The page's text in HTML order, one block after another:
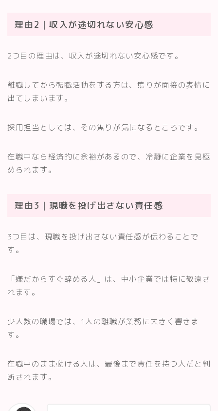
理由2｜収入が途切れない安心感
2つ目の理由は、収入が途切れない安心感です。
離職してから転職活動をする方は、焦りが面接の表情に
出てしまいます。
採用担当としては、その焦りが気になるところです。
在職中なら経済的に余裕があるので、冷静に企業を見極
められます。
理由3｜現職を投げ出さない責任感
3つ目は、現職を投げ出さない責任感が伝わることで
す。
「嫌だからすぐ辞める人」は、中小企業では特に敬遠さ
れます。
少人数の職場では、1人の離職が業務に大きく響きま
す。
在職中のまま動ける人は、最後まで責任を持つ人だと判
断されます。